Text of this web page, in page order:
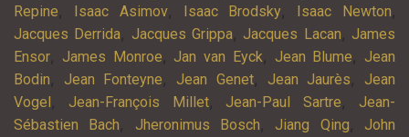
Repine, Isaac Asimov, Isaac Brodsky, Isaac Newton,
Jacques Derrida, Jacques Grippa, Jacques Lacan, James
Ensor, James Monroe, Jan van Eyck, Jean Blume, Jean
Bodin, Jean Fonteyne, Jean Genet, Jean Jaurès, Jean
Vogel , Jean-François Millet, Jean-Paul Sartre, Jean-
Sébastien Bach, Jheronimus Bosch, Jiang Qing, John